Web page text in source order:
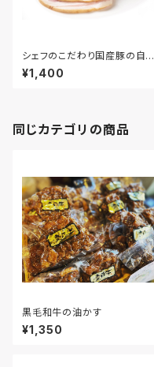
シェフのこだわり国産豚の自家
製燻製ベーコン
¥1,400
同じカテゴリの商品
黒毛和牛の油かす
¥1,350